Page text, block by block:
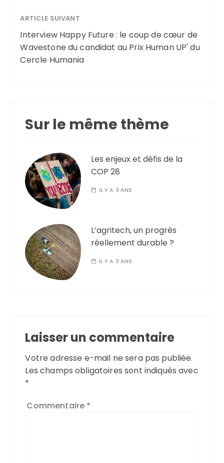
ARTICLE SUIVANT
Interview Happy Future : le coup de cœur de
Wavestone du candidat au Prix Human UP' du
Cercle Humania
Sur le même thème
Les enjeux et défis de la
COP 28
IL Y A 3 ANS
L’agritech, un progrès
réellement durable ?
IL Y A 3 ANS
Laisser un commentaire
Votre adresse e-mail ne sera pas publiée.
Les champs obligatoires sont indiqués avec
*
Commentaire *